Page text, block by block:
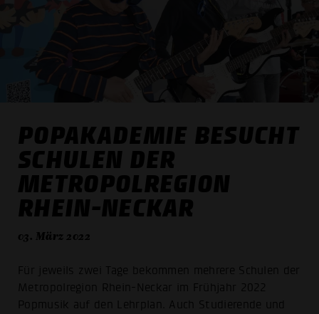
POPAKADEMIE BESUCHT
SCHULEN DER
METROPOLREGION
RHEIN-NECKAR
03. März 2022
Für jeweils zwei Tage bekommen mehrere Schulen der
Metropolregion Rhein-Neckar im Frühjahr 2022
Popmusik auf den Lehrplan. Auch Studierende und